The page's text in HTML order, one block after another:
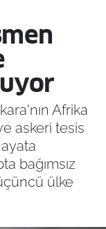
Afrika
askeri tesis
bağımsız
ülke